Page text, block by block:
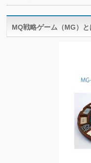
MQ戦略ゲーム（MG）と